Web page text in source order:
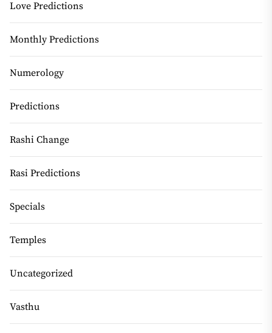
Love Predictions
Monthly Predictions
Numerology
Predictions
Rashi Change
Rasi Predictions
Specials
Temples
Uncategorized
Vasthu